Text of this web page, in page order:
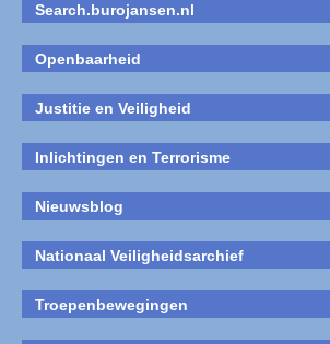
Search.burojansen.nl
Openbaarheid
Justitie en Veiligheid
Inlichtingen en Terrorisme
Nieuwsblog
Nationaal Veiligheidsarchief
Troepenbewegingen